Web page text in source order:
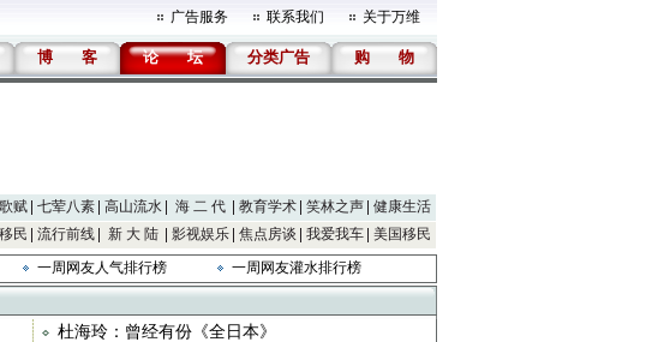
广告服务 联系我们 关于万维
博 客 论 坛 分类广告 购 物
赋 七荤八素 高山流水 海 二 代 教育学术 笑林之声 健康生活
民 流行前线 新 大 陆 影视娱乐 焦点房谈 我爱我车 美国移民
一周网友人气排行榜 一周网友灌水排行榜
杜海玲：曾经有份《全日本》